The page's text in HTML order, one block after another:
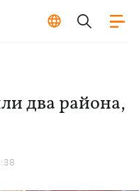
два района,